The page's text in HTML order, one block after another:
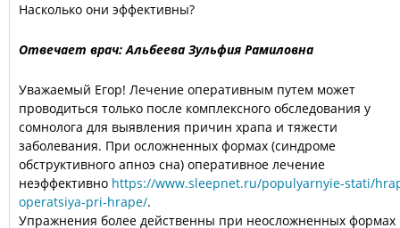
Насколько они эффективны?
Отвечает врач: Альбеева Зульфия Рамиловна
Уважаемый Егор! Лечение оперативным путем может
проводиться только после комплексного обследования у
сомнолога для выявления причин храпа и тяжести
заболевания. При осложненных формах (синдроме
обструктивного апноэ сна) оперативное лечение
неэффективно https://www.sleepnet.ru/populyarnyie-stati/
operatsiya-pri-hrape/.
Упражнения более действенны при неосложненных формах